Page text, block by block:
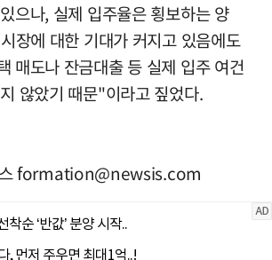
으나, 실제 입주율은 횡보하는 양
장에 대한 기대가 커지고 있음에도
매도나 잔금대출 등 실제 입주 여건
않았기 때문"이라고 짚었다.
formation@newsis.com